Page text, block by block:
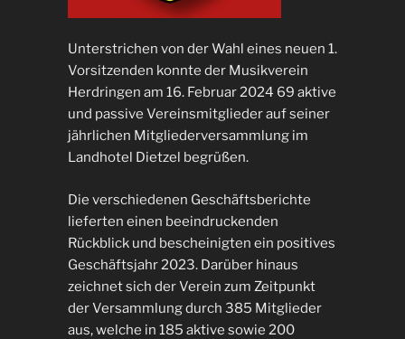
Unterstrichen von der Wahl eines neuen 1.
Vorsitzenden konnte der Musikverein
Herdringen am 16. Februar 2024 69 aktive
und passive Vereinsmitglieder auf seiner
jährlichen Mitgliederversammlung im
Landhotel Dietzel begrüßen.
Die verschiedenen Geschäftsberichte
lieferten einen beeindruckenden
Rückblick und bescheinigten ein positives
Geschäftsjahr 2023. Darüber hinaus
zeichnet sich der Verein zum Zeitpunkt
der Versammlung durch 385 Mitglieder
aus, welche in 185 aktive sowie 200